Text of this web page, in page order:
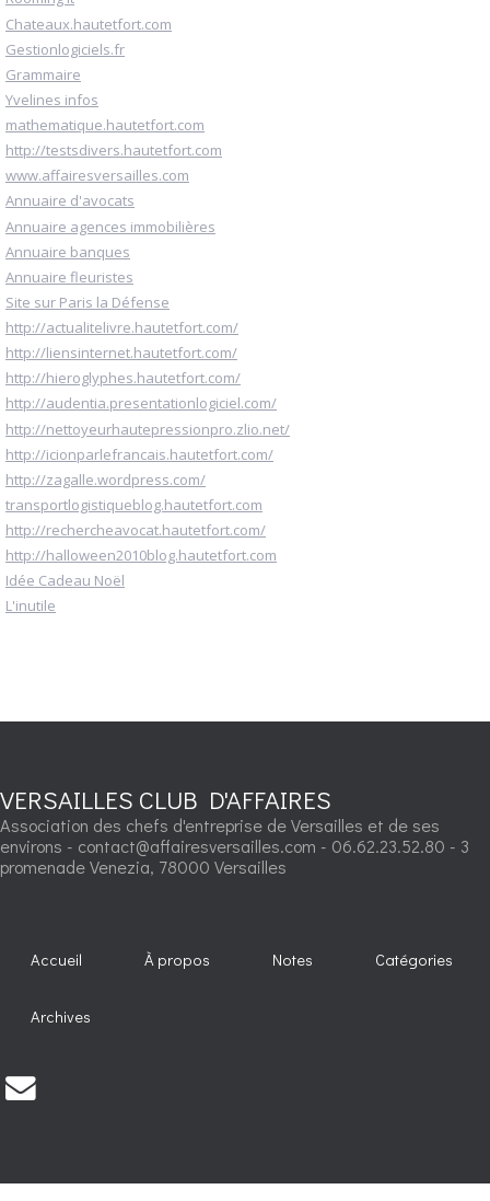
Chateaux.hautetfort.com
Gestionlogiciels.fr
Grammaire
Yvelines infos
mathematique.hautetfort.com
http://testsdivers.hautetfort.com
www.affairesversailles.com
Annuaire d'avocats
Annuaire agences immobilières
Annuaire banques
Annuaire fleuristes
Site sur Paris la Défense
http://actualitelivre.hautetfort.com/
http://liensinternet.hautetfort.com/
http://hieroglyphes.hautetfort.com/
http://audentia.presentationlogiciel.com/
http://nettoyeurhautepressionpro.zlio.net/
http://icionparlefrancais.hautetfort.com/
http://zagalle.wordpress.com/
transportlogistiqueblog.hautetfort.com
http://rechercheavocat.hautetfort.com/
http://halloween2010blog.hautetfort.com
Idée Cadeau Noël
L'inutile
VERSAILLES CLUB D'AFFAIRES
Association des chefs d'entreprise de Versailles et de ses
environs - contact@affairesversailles.com - 06.62.23.52.80 - 3
promenade Venezia, 78000 Versailles
Accueil À propos Notes Catégories
Archives